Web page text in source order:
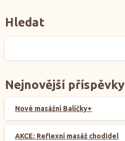
Hledat
Nejnovější příspěvky
Nové masážní Balíčky+
AKCE: Reflexní masáž chodidel